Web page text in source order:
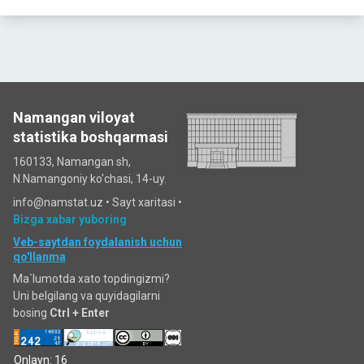
Namangan viloyat
statistika boshqarmasi
160133, Namangan sh,
N.Namangoniy ko'chasi, 14-uy.
info@namstat.uz • Sayt xaritasi •
Bizga xabar yuboring
Veb-saytdan foydalanish uchun
qo'llanma
Ma`lumotda xato topdingizmi?
Uni belgilang va quyidagilarni
bosing Ctrl + Enter
Onlayn: 16